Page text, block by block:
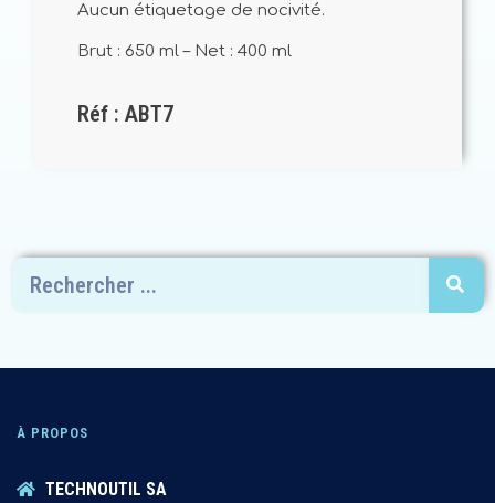
Aucun étiquetage de nocivité.
Brut : 650 ml – Net : 400 ml
Réf : ABT7
À PROPOS
TECHNOUTIL SA